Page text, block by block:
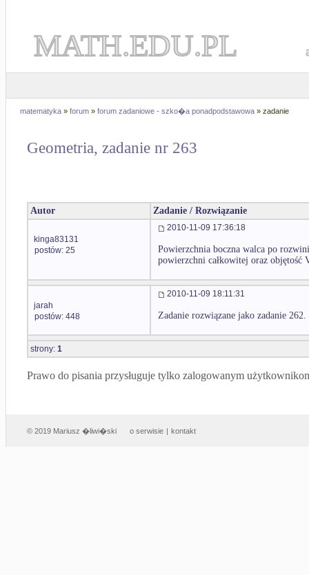
MATH.EDU.PL
matematyka » forum » forum zadaniowe - szko�a ponadpodstawowa » zadanie
Geometria, zadanie nr 263
Autor Zadanie / Rozwiązanie
kinga83131
postów: 25
2010-11-09 17:36:18
Powierzchnia boczna walca po
powierzchni całkowitej oraz objętość
jarah
postów: 448
2010-11-09 18:11:31
Zadanie rozwiązane jako zadanie 262.
strony: 1
Prawo do pisania przysługuje tylko zalogowanym
© 2019 Mariusz �liwi�ski o serwisie | kontakt